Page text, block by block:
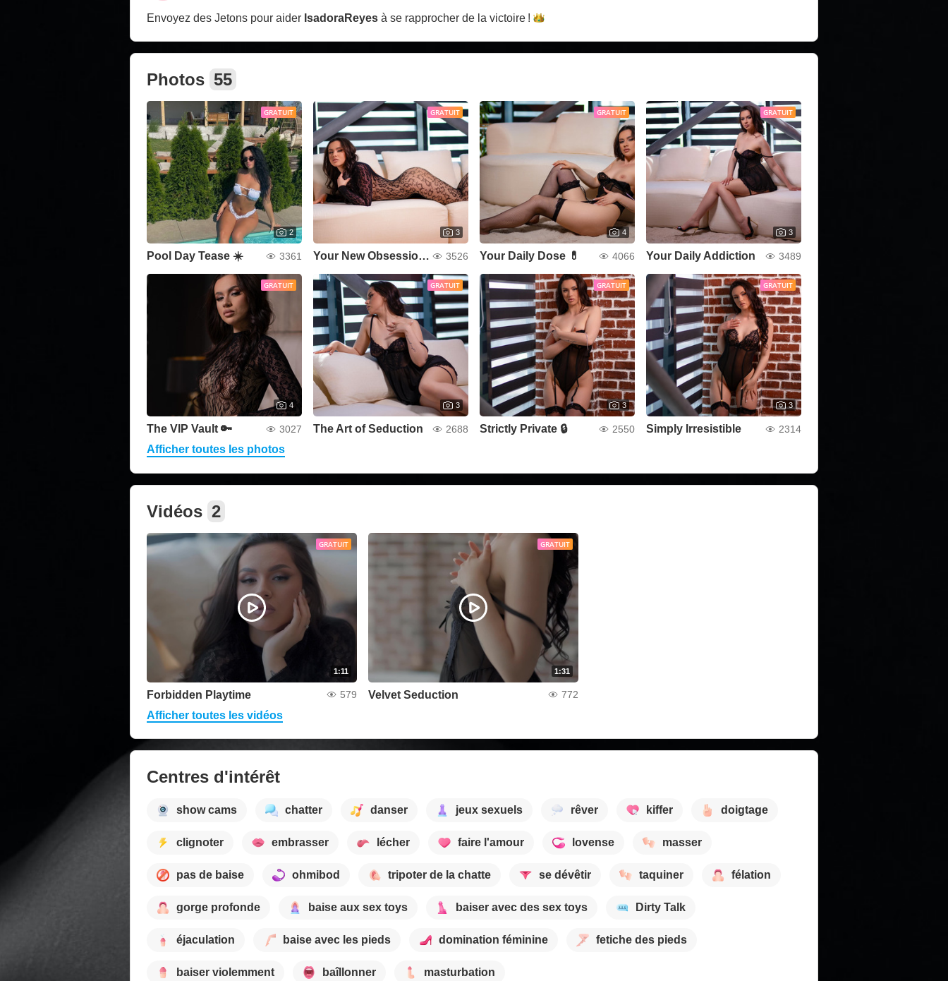
Envoyez des Jetons pour aider IsadoraReyes à se rapprocher de la victoire !
Photos 55
GRATUIT
2
Pool Day Tease ☀️ 3361
GRATUIT
3
Your New Obsession 💄 3526
GRATUIT
4
Your Daily Dose 💊 4066
GRATUIT
3
Your Daily Addiction 3489
GRATUIT
4
The VIP Vault 🔑 3027
GRATUIT
3
The Art of Seduction 2688
GRATUIT
3
Strictly Private 🔒 2550
GRATUIT
3
Simply Irresistible 2314
Afficher toutes les photos
Vidéos 2
GRATUIT
1:11
Forbidden Playtime 579
GRATUIT
1:31
Velvet Seduction 772
Afficher toutes les vidéos
Centres d'intérêt
show cams chatter danser jeux sexuels rêver kiffer doigtage
clignoter embrasser lécher faire l'amour lovense masser
pas de baise ohmibod tripoter de la chatte se dévêtir taquiner félation
gorge profonde baise aux sex toys baiser avec des sex toys Dirty Talk
éjaculation baise avec les pieds domination féminine fetiche des pieds
baiser violemment baîllonner masturbation